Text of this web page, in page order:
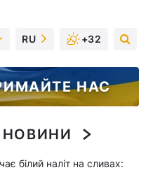
RU +32
НАС
НОВИНИ
білий наліт на сливах: